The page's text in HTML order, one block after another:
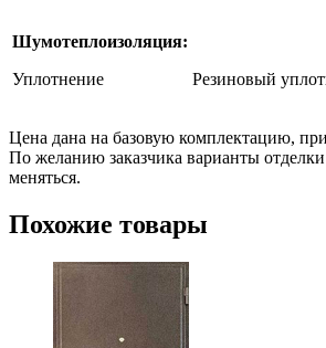
Шумотеплоизоляция:
Уплотнение
Резиновый
Цена дана на базовую комплектацию,
По желанию заказчика варианты
меняться.
Похожие товары